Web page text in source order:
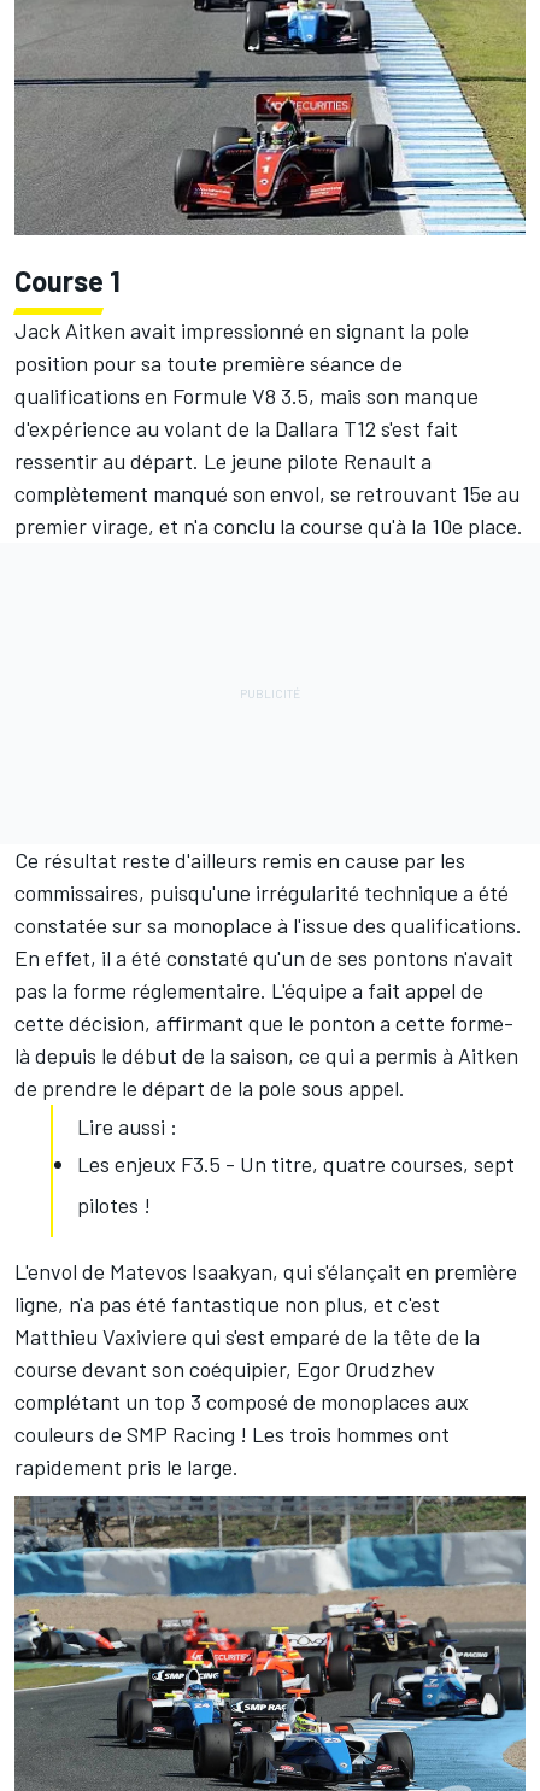
Course 1
Jack Aitken avait impressionné en signant la pole
position pour sa toute première séance de
qualifications en Formule V8 3.5, mais son manque
d'expérience au volant de la Dallara T12 s'est fait
ressentir au départ. Le jeune pilote Renault a
complètement manqué son envol, se retrouvant 15e au
premier virage, et n'a conclu la course qu'à la 10e place.
Ce résultat reste d'ailleurs remis en cause par les
commissaires, puisqu'une irrégularité technique a été
constatée sur sa monoplace à l'issue des qualifications.
En effet, il a été constaté qu'un de ses pontons n'avait
pas la forme réglementaire. L'équipe a fait appel de
cette décision, affirmant que le ponton a cette forme-
là depuis le début de la saison, ce qui a permis à Aitken
de prendre le départ de la pole sous appel.
Lire aussi :
Les enjeux F3.5 - Un titre, quatre courses, sept
pilotes !
L'envol de Matevos Isaakyan, qui s'élançait en première
ligne, n'a pas été fantastique non plus, et c'est
Matthieu Vaxiviere qui s'est emparé de la tête de la
course devant son coéquipier, Egor Orudzhev
complétant un top 3 composé de monoplaces aux
couleurs de SMP Racing ! Les trois hommes ont
rapidement pris le large.